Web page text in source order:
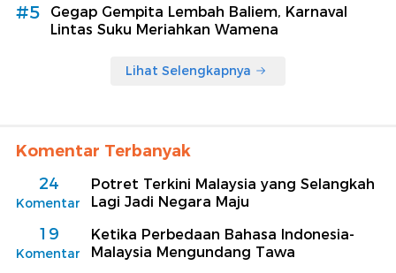
#5
Gegap Gempita Lembah Baliem, Karnaval
Lintas Suku Meriahkan Wamena
Lihat Selengkapnya
Komentar Terbanyak
24
Komentar
Potret Terkini Malaysia yang Selangkah
Lagi Jadi Negara Maju
19
Komentar
Ketika Perbedaan Bahasa Indonesia-
Malaysia Mengundang Tawa